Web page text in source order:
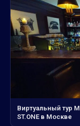
Виртуальный тур
ST.ONE в Москве